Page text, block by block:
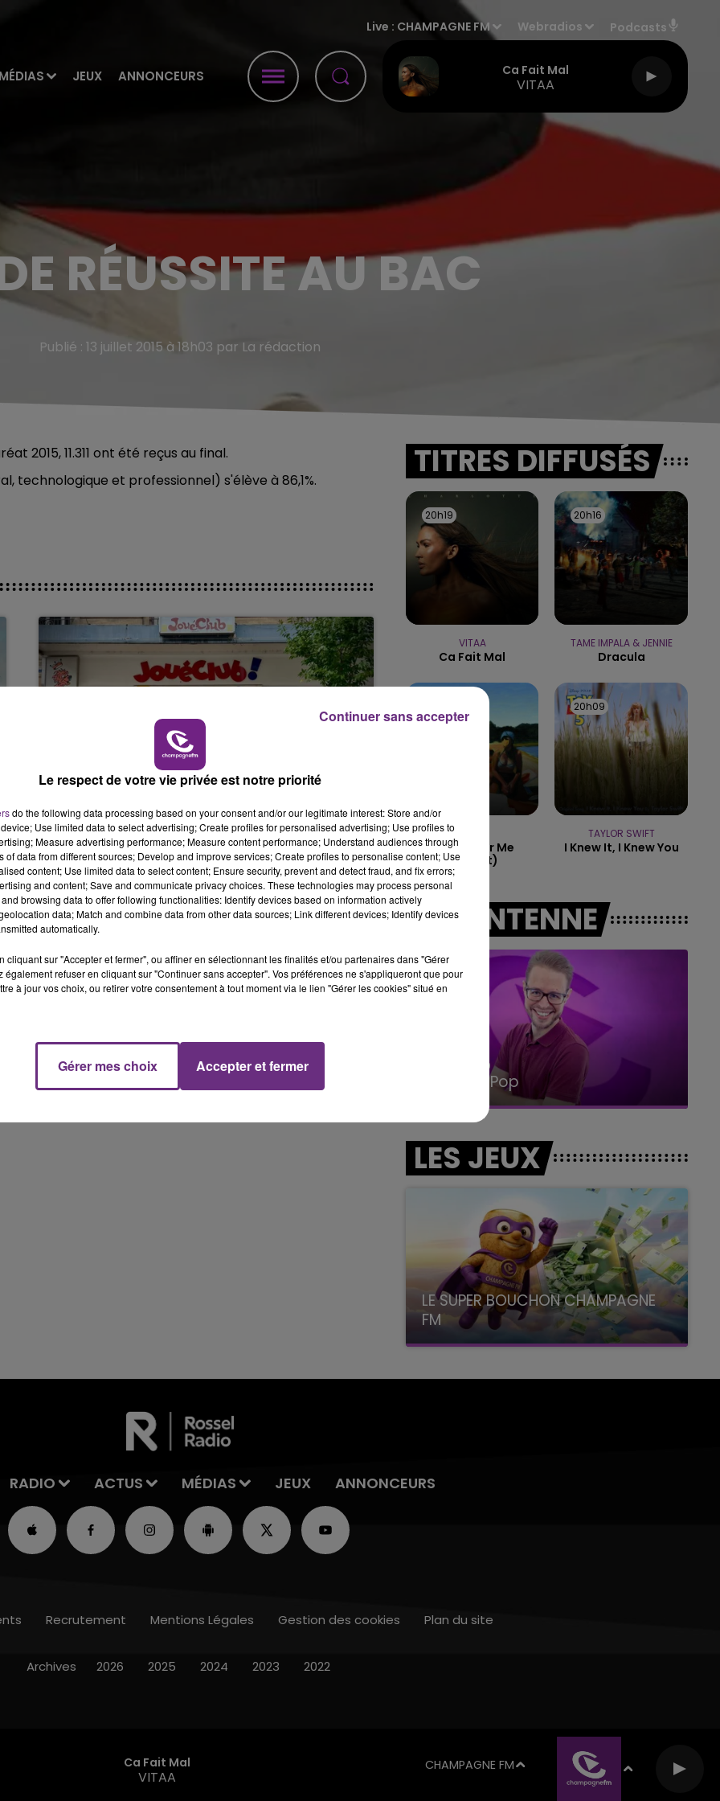
MÉDIAS JEUX ANNONCEURS
Live : CHAMPAGNE FM Webradios Podcasts
Ca Fait Mal
VITAA
10h00 - 14h00
LE TICKET DE CAISSE
RÉUSSITE AU BAC
Publié : 13 juillet 2015 à 18h03 par La rédaction
2015, 11.311 ont été reçus au final.
technologique et professionnel) s'élève à 86,1%.
LE MAGASIN JOUÉCLUB DE REIMS FERME
SES PORTES
rémois. Le magasin JouéClub est contraint de
fermer ses portes.
TITRES DIFFUSÉS
20h19
20h19
VITAA
Ca Fait Mal
20h16
20h16
TAME IMPALA & JENNIE
Dracula
Lady (hear Me
Tonight)
20h09
20h09
TAYLOR SWIFT
I Knew It, I Knew You
A L'ANTENNE
10h00 - 14h00
LE TICKET DE CAISSE
14h00 - 15h00
La Radio Pop
LES JEUX
LE SUPER BOUCHON CHAMPAGNE
FM
avec La Famille Champagne FM, à 8H10
RADIO ACTUS MÉDIAS JEUX ANNONCEURS
Ca Fait Mal
VITAA
CHAMPAGNE FM
Recrutement Mentions Légales Gestion des cookies Plan du site
Archives 2026 2025 2024 2023 2022
Le respect de votre vie privée est notre priorité
do the following data processing based on your consent and/or our legitimate interest: Store and/or
Use limited data to select advertising; Create profiles for personalised advertising; Use profiles to
Measure advertising performance; Measure content performance; Understand audiences through
of data from different sources; Develop and improve services; Create profiles to personalise content; Use
content; Use limited data to select content; Ensure security, prevent and detect fraud, and fix errors;
and content; Save and communicate privacy choices. These technologies may process personal
browsing data to offer following functionalities: Identify devices based on information actively
data; Match and combine data from other data sources; Link different devices; Identify devices
automatically.
cliquant sur "Accepter et fermer", ou affiner en sélectionnant les finalités et/ou partenaires dans "Gérer
également refuser en cliquant sur "Continuer sans accepter". Vos préférences ne s'appliqueront que pour
à jour vos choix, ou retirer votre consentement à tout moment via le lien "Gérer les cookies" situé en
Gérer mes choix Accepter et fermer
Continuer sans accepter